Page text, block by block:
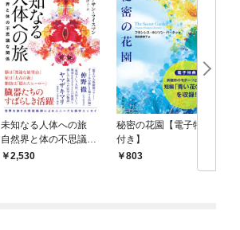
未知なる人体への旅
自然界と体の不思議な
関係2,530
秘密の花園【電子特典
付き】
803